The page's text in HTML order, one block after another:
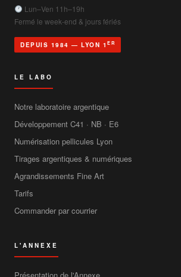
Lun–Ven 11h–19h
Fermé le week-end & jours fériés
DEPUIS 1984 — LYON 1 ER
LE LABO
Notre laboratoire argentique
Développement C41 · NB · E6
Numérisation pellicules Lyon
Tirages argentiques & numériques
Agrandissements Fine Art
Tarifs
Commander par courrier
L'ANNEXE